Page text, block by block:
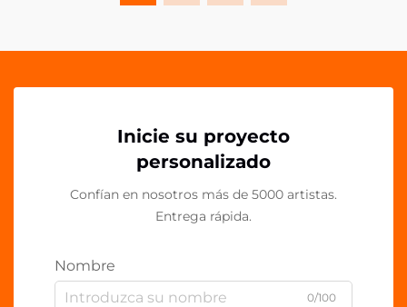
Inicie su proyecto
personalizado
Confían en nosotros más de 5000 artistas.
Entrega rápida.
Nombre
0/100